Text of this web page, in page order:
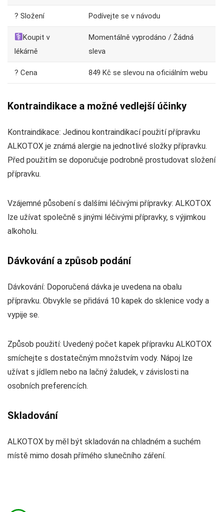
? Složení Podívejte se v návodu
Koupit v
lékárně
Momentálně vyprodáno / Žádná
sleva
? Cena 849 Kč se slevou na oficiálním webu
Kontraindikace a možné vedlejší účinky
Kontraindikace: Jedinou kontraindikací použití přípravku
ALKOTOX je známá alergie na jednotlivé složky přípravku.
Před použitím se doporučuje podrobně prostudovat složení
přípravku.
Vzájemné působení s dalšími léčivými přípravky: ALKOTOX
lze užívat společně s jinými léčivými přípravky, s výjimkou
alkoholu.
Dávkování a způsob podání
Dávkování: Doporučená dávka je uvedena na obalu
přípravku. Obvykle se přidává 10 kapek do sklenice vody a
vypije se.
Způsob použití: Uvedený počet kapek přípravku ALKOTOX
smíchejte s dostatečným množstvím vody. Nápoj lze
užívat s jídlem nebo na lačný žaludek, v závislosti na
osobních preferencích.
Skladování
ALKOTOX by měl být skladován na chladném a suchém
místě mimo dosah přímého slunečního záření.